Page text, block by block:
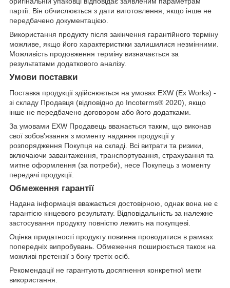
партії. Він обчислюється з дати виготовлення, якщо інше не
передбачено документацією.
Використання продукту після закінчення гарантійного терміну
можливе, якщо його характеристики залишилися незмінними.
Можливість продовження терміну визначається за
результатами додаткового аналізу.
Умови поставки
Поставка продукції здійснюється на умовах EXW (Ex Works) -
зі складу Продавця (відповідно до Incoterms® 2020), якщо
інше не передбачено договором або його додатками.
За умовами EXW Продавець вважається таким, що виконав
свої зобов'язання з моменту надання продукції у
розпорядження Покупця на складі. Всі витрати та ризики,
включаючи завантаження, транспортування, страхування та
митне оформлення (за потреби), несе Покупець з моменту
передачі продукції.
Обмеження гарантії
Надана інформація вважається достовірною, однак вона не є
гарантією кінцевого результату. Відповідальність за належне
застосування продукту повністю лежить на покупцеві.
Оцінка придатності продукту повинна проводитися в рамках
попередніх випробувань. Обмеження поширюється також на
можливі претензії з боку третіх осіб.
Рекомендації не гарантують досягнення конкретної мети
використання.